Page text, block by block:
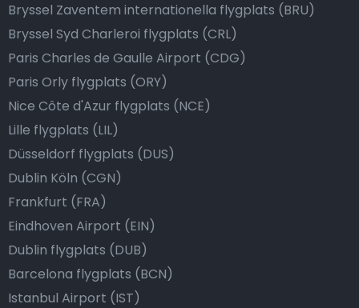
Bryssel Zaventem internationella flygplats (BRU)
Bryssel Syd Charleroi flygplats (CRL)
Paris Charles de Gaulle Airport (CDG)
Paris Orly flygplats (ORY)
Nice Côte d'Azur flygplats (NCE)
Lille flygplats (LIL)
Düsseldorf flygplats (DUS)
Dublin Köln (CGN)
Frankfurt (FRA)
Eindhoven Airport (EIN)
Dublin flygplats (DUB)
Barcelona flygplats (BCN)
Istanbul Airport (IST)